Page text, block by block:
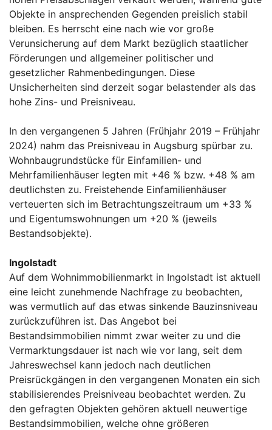
Objekte in ansprechenden Gegenden preislich stabil
bleiben. Es herrscht eine nach wie vor große
Verunsicherung auf dem Markt bezüglich staatlicher
Förderungen und allgemeiner politischer und
gesetzlicher Rahmenbedingungen. Diese
Unsicherheiten sind derzeit sogar belastender als das
hohe Zins- und Preisniveau.
In den vergangenen 5 Jahren (Frühjahr 2019 – Frühjahr
2024) nahm das Preisniveau in Augsburg spürbar zu.
Wohnbaugrundstücke für Einfamilien- und
Mehrfamilienhäuser legten mit +46 % bzw. +48 % am
deutlichsten zu. Freistehende Einfamilienhäuser
verteuerten sich im Betrachtungszeitraum um +33 %
und Eigentumswohnungen um +20 % (jeweils
Bestandsobjekte).
Ingolstadt
Auf dem Wohnimmobilienmarkt in Ingolstadt ist aktuell
eine leicht zunehmende Nachfrage zu beobachten,
was vermutlich auf das etwas sinkende Bauzinsniveau
zurückzuführen ist. Das Angebot bei
Bestandsimmobilien nimmt zwar weiter zu und die
Vermarktungsdauer ist nach wie vor lang, seit dem
Jahreswechsel kann jedoch nach deutlichen
Preisrückgängen in den vergangenen Monaten ein sich
stabilisierendes Preisniveau beobachtet werden. Zu
den gefragten Objekten gehören aktuell neuwertige
Bestandsimmobilien, welche ohne größeren